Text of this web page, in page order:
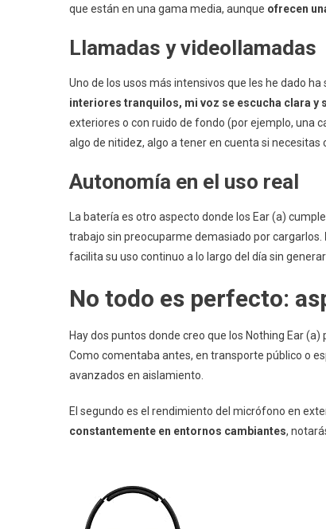
que están en una gama media, aunque ofrecen
Llamadas y videollamadas
Uno de los usos más intensivos que les he dado
interiores tranquilos, mi voz se escucha clara
exteriores o con ruido de fondo (por ejemplo, una
algo de nitidez, algo a tener en cuenta si
Autonomía en el uso real
La batería es otro aspecto donde los Ear (a)
trabajo sin preocuparme demasiado por cargarlos.
facilita su uso continuo a lo largo del día sin
No todo es perfecto:
Hay dos puntos donde creo que los Nothing Ear
Como comentaba antes, en transporte público o
avanzados en aislamiento.
El segundo es el rendimiento del micrófono en
constantemente en entornos cambiantes,